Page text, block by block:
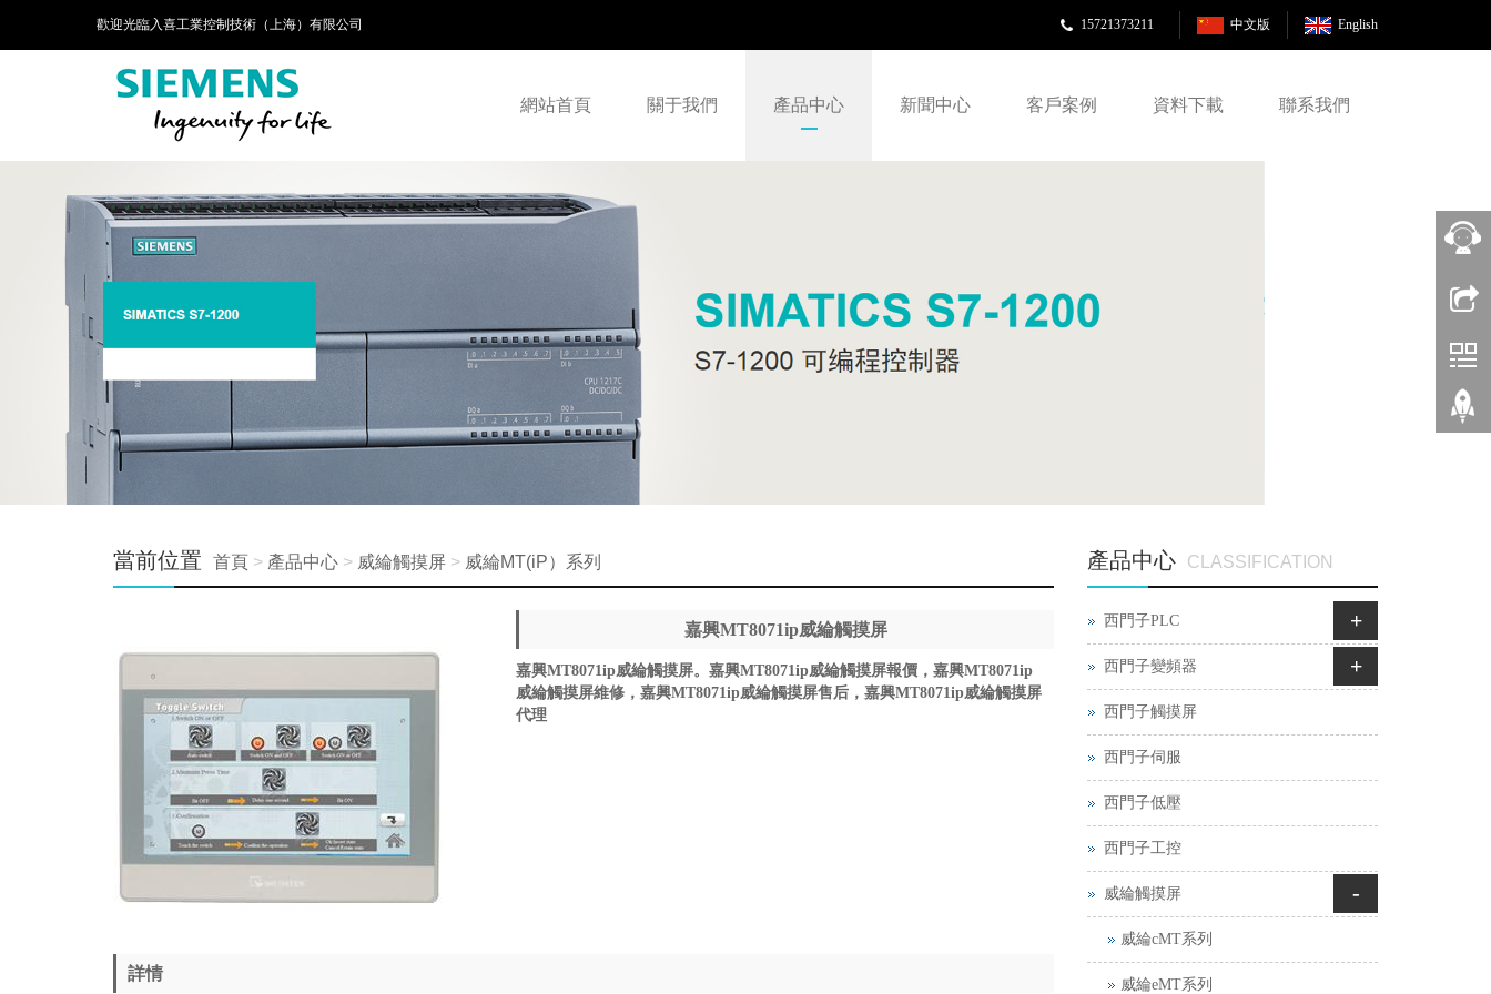
歡迎光臨入喜工業控制技術（上海）有限公司 English
中文版
15721373211
網站首頁 關于我們 產品中心 新聞中心 客戶案例 資料下載 聯系我們
當前位置 首頁 > 產品中心 > 威綸觸摸屏 > 威綸MT(iP）系列
嘉興MT8071ip威綸觸摸屏
嘉興MT8071ip威綸觸摸屏。嘉興MT8071ip威綸觸摸屏報價，嘉興MT8071ip
威綸觸摸屏維修，嘉興MT8071ip威綸觸摸屏售后，嘉興MT8071ip威綸觸摸屏
代理
詳情
產品中心 CLASSIFICATION
西門子PLC +
西門子變頻器 +
西門子觸摸屏
西門子伺服
西門子低壓
西門子工控
威綸觸摸屏 -
威綸cMT系列
威綸eMT系列